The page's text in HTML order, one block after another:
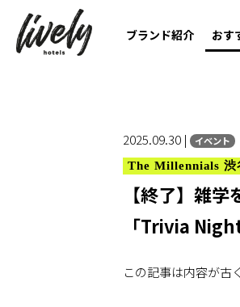
ブランド紹介 おす
2025.09.30 |
イベント
The Millennials 渋
【終了】雑
「Trivia
この記事は内容が古